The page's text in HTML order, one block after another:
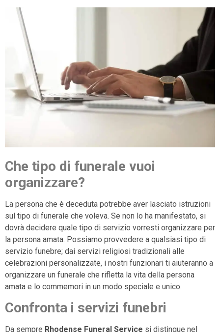
Che tipo di funerale vuoi
organizzare?
La persona che è deceduta potrebbe aver lasciato istruzioni
sul tipo di funerale che voleva. Se non lo ha manifestato, si
dovrà decidere quale tipo di servizio vorresti organizzare per
la persona amata. Possiamo provvedere a qualsiasi tipo di
servizio funebre; dai servizi religiosi tradizionali alle
celebrazioni personalizzate, i nostri funzionari ti aiuteranno a
organizzare un funerale che rifletta la vita della persona
amata e lo commemori in un modo speciale e unico.
Confronta i servizi funebri
Da sempre Rhodense Funeral Service si distingue nel